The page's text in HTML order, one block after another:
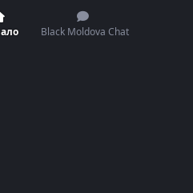
Black Moldova Chat